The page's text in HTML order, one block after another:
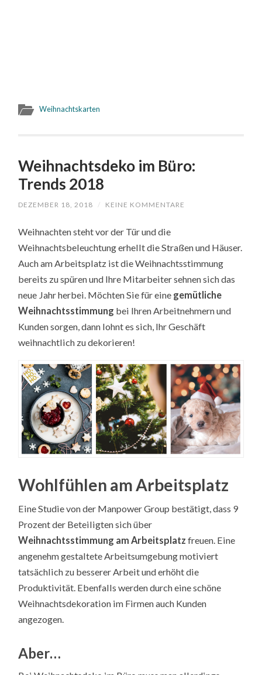
Weihnachtskarten
Weihnachtsdeko im Büro:
Trends 2018
DEZEMBER 18, 2018 / KEINE KOMMENTARE
Weihnachten steht vor der Tür und die
Weihnachtsbeleuchtung erhellt die Straßen und Häuser.
Auch am Arbeitsplatz ist die Weihnachtsstimmung
bereits zu spüren und Ihre Mitarbeiter sehnen sich das
neue Jahr herbei. Möchten Sie für eine gemütliche
Weihnachtsstimmung bei Ihren Arbeitnehmern und
Kunden sorgen, dann lohnt es sich, Ihr Geschäft
weihnachtlich zu dekorieren!
Wohlfühlen am Arbeitsplatz
Eine Studie von der Manpower Group bestätigt, dass 9
Prozent der Beteiligten sich über
Weihnachtsstimmung am Arbeitsplatz freuen. Eine
angenehm gestaltete Arbeitsumgebung motiviert
tatsächlich zu besserer Arbeit und erhöht die
Produktivität. Ebenfalls werden durch eine schöne
Weihnachtsdekoration im Firmen auch Kunden
angezogen.
Aber…